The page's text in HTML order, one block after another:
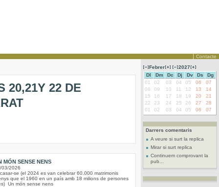
Contacte
20,21Y 22 DE
MÓN SENSE NENS
03/2026
se (el 2024 es van celebrar 60.000 matrimonis
que el 1960 en un país amb 18 milions de persones
Un món sense nens
Febrer
2027
Dl
Dm Dc Dj Dv Ds
Dg
01
02 03 04 05 06
07
08
09 10 11 12 13
14
15
16 17 18 19 20
21
22
23 24 25 26 27
28
01
02 03 04 05 06 07
Darrers comentaris
A veure si surt la replica
Mirar si surt replica
Continuem comprovant la
pub...